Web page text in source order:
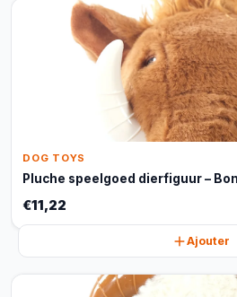
DOG TOYS
Pluche speelgoed dierfiguur –
€11,22
Ajouter